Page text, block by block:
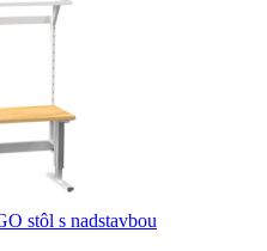
stôl s nadstavbou